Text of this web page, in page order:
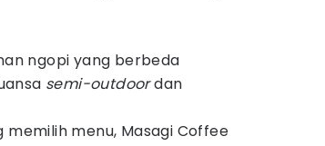
ngopi yang berbeda
semi-outdoordan
menu, Masagi Coffee